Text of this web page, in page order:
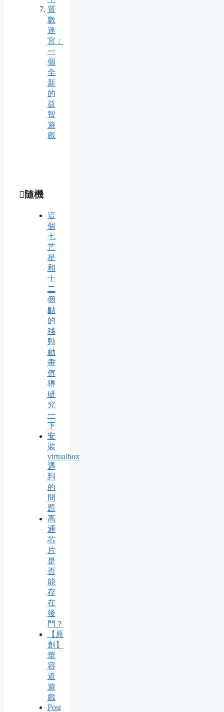
質
數
迷
宮：
一
個
全
新
的
益
智
遊
戲
隨機
這
個
七
芒
星
和
十
二
個
點
的
移
動
動
畫
值
得
研
究
一
下
安
裝
virtualbox
遇
到
的
問
題
高
通
芯
片
是
否
能
存
在
後
門？
【原
創】
華
容
道
遊
戲
Post